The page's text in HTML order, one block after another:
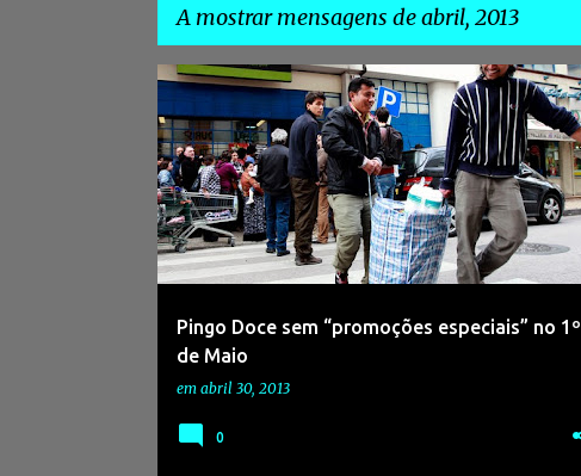
A mostrar mensagens de abril, 2013
M
e
n
s
a
g
Pingo Doce sem “promoções especiais” no 1º
de Maio
em abril 30, 2013
0